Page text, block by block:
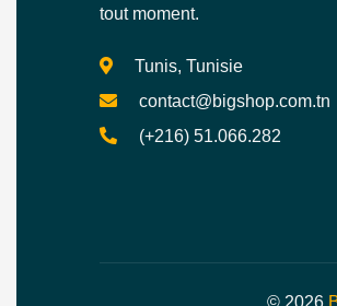
tout moment.
Tunis, Tunisie
contact@bigshop.com.tn
(+216) 51.066.282
© 2026